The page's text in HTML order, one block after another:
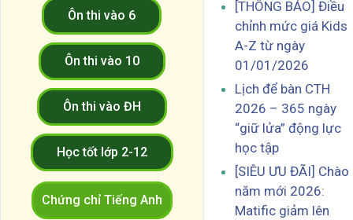
Ôn thi vào 6
Ôn thi vào 10
Ôn thi vào ĐH
Học tốt lớp 2-12
Chứng chỉ Tiếng Anh
[THÔNG BÁO] Điều
chỉnh mức giá Kids
A-Z từ ngày
01/01/2026
Lịch để bàn CTH
2026 – 365 ngày
“giữ lửa” động lực
học tập
[SIÊU ƯU ĐÃI] Chào
năm mới 2026:
Matific giảm lên